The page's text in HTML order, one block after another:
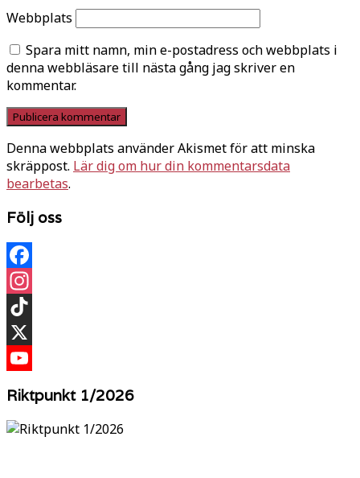
Webbplats
Spara mitt namn, min e-postadress och webbplats i
denna webbläsare till nästa gång jag skriver en
kommentar.
Denna webbplats använder Akismet för att minska
skräppost. Lär dig om hur din kommentarsdata
bearbetas.
Följ oss
Facebook
Instagram
TikTok
X
Riktpunkt 1/2026